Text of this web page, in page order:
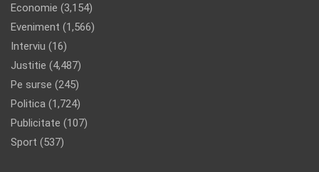
Economie (3,154)
Eveniment (1,566)
Interviu (16)
Justitie (4,487)
Pe surse (245)
Politica (1,724)
Publicitate (107)
Sport (537)